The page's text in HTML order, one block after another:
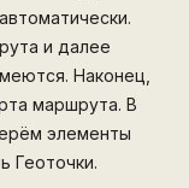
и далее
Наконец,
маршрута. В
элементы
Геоточки.